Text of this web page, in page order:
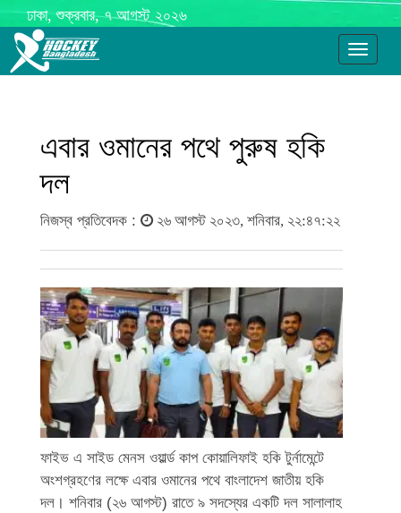
ঢাকা, শুক্রবার, ৭ আগস্ট ২০২৬
Toggle
এবার ওমানের পথে পুরুষ হকি
দল
নিজস্ব প্রতিবেদক : ২৬ আগস্ট ২০২৩, শনিবার, ২২:৪৭:২২
ফাইভ এ সাইড মেনস ওয়ার্ল্ড কাপ কোয়ালিফাই হকি টুর্নামেন্টে
অংশগ্রহণের লক্ষে এবার ওমানের পথে বাংলাদেশ জাতীয় হকি
দল। শনিবার (২৬ আগস্ট) রাতে ৯ সদস্যের একটি দল সালালাহ